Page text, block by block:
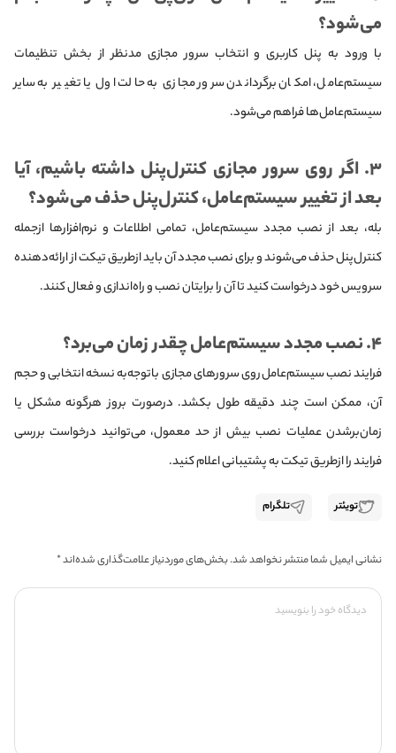
می‌شود؟
با ورود به پنل کاربری و انتخاب سرور مجازی مد‌نظر از بخش تنظیمات
سیستم‌عامل، امکان برگرداندن سرور مجازی به حالت اول یا تغییر به سایر
سیستم‌عامل‌ها فراهم می‌شود.
۳. اگر روی سرور مجازی کنترل‌پنل داشته باشیم، آیا
بعد از تغییر سیستم‌عامل، کنترل‌پنل حذف می‌شود؟
بله، بعد از نصب مجدد سیستم‌عامل، تمامی اطلاعات و نرم‌افزارها از‌جمله
کنترل‌پنل حذف می‌شوند و برای نصب مجدد آن باید ازطریق تیکت از ارائه‌دهنده
سرویس خود درخواست کنید تا آن را برایتان نصب و راه‌اندازی و فعال کنند.
۴. نصب مجدد سیستم‌عامل چقدر زمان می‌برد؟
فرایند نصب سیستم‌عامل روی سرورهای مجازی با‌توجه‌به نسخه انتخابی و حجم
آن، ممکن است چند دقیقه طول بکشد. درصورت بروز هرگونه مشکل یا
زمان‌برشدن عملیات نصب بیش‌ از‌ حد معمول، می‌توانید درخواست بررسی
فرایند را ازطریق تیکت به پشتیبانی اعلام کنید.
تویئتر تلگرام
نشانی ایمیل شما منتشر نخواهد شد.بخش‌های موردنیاز علامت‌گذاری شده‌اند*